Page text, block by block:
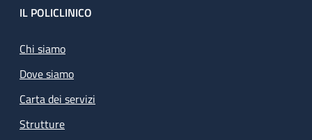
Footer
IL POLICLINICO
Chi siamo
Dove siamo
Carta dei servizi
Strutture